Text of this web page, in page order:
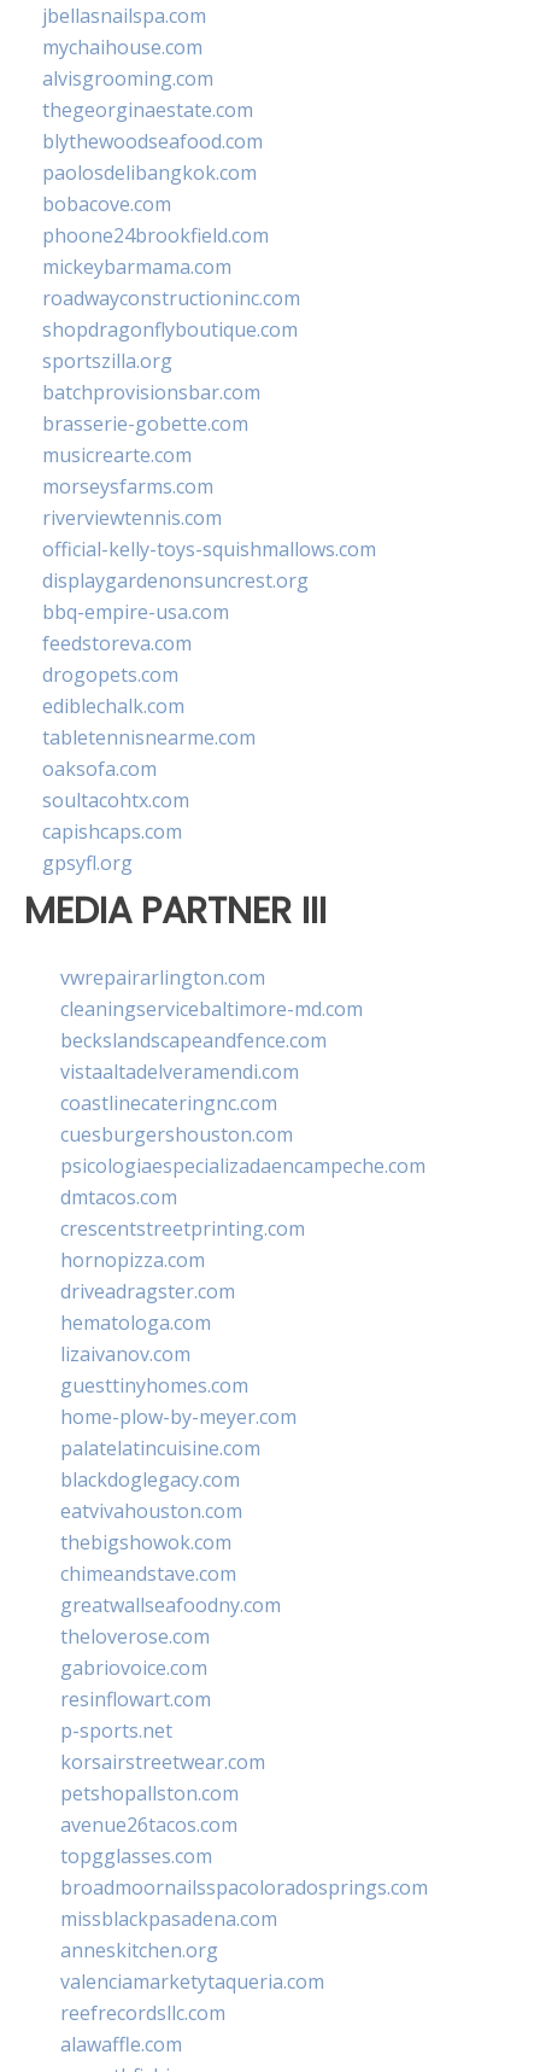
jbellasnailspa.com
mychaihouse.com
alvisgrooming.com
thegeorginaestate.com
blythewoodseafood.com
paolosdelibangkok.com
bobacove.com
phoone24brookfield.com
mickeybarmama.com
roadwayconstructioninc.com
shopdragonflyboutique.com
sportszilla.org
batchprovisionsbar.com
brasserie-gobette.com
musicrearte.com
morseysfarms.com
riverviewtennis.com
official-kelly-toys-squishmallows.com
displaygardenonsuncrest.org
bbq-empire-usa.com
feedstoreva.com
drogopets.com
ediblechalk.com
tabletennisnearme.com
oaksofa.com
soultacohtx.com
capishcaps.com
gpsyfl.org
MEDIA PARTNER III
vwrepairarlington.com
cleaningservicebaltimore-md.com
beckslandscapeandfence.com
vistaaltadelveramendi.com
coastlinecateringnc.com
cuesburgershouston.com
psicologiaespecializadaencampeche.com
dmtacos.com
crescentstreetprinting.com
hornopizza.com
driveadragster.com
hematologa.com
lizaivanov.com
guesttinyhomes.com
home-plow-by-meyer.com
palatelatincuisine.com
blackdoglegacy.com
eatvivahouston.com
thebigshowok.com
chimeandstave.com
greatwallseafoodny.com
theloverose.com
gabriovoice.com
resinflowart.com
p-sports.net
korsairstreetwear.com
petshopallston.com
avenue26tacos.com
topgglasses.com
broadmoornailsspacoloradosprings.com
missblackpasadena.com
anneskitchen.org
valenciamarketytaqueria.com
reefrecordsllc.com
alawaffle.com